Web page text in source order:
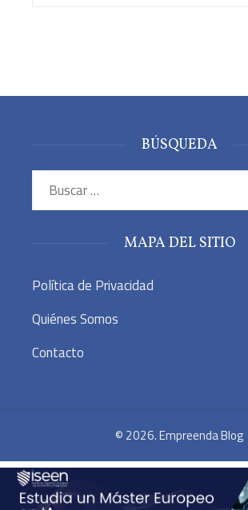
BÚSQUEDA
Buscar:
MAPA DEL SITIO
Política de Privacidad
Quiénes Somos
Contacto
© 2026. Empreenda Blog